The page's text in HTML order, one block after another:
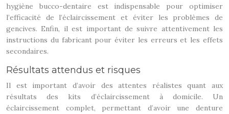
hygiène bucco-dentaire est indispensable pour optimiser
l’efficacité de l’éclaircissement et éviter les problèmes de
gencives. Enfin, il est important de suivre attentivement les
instructions du fabricant pour éviter les erreurs et les effets
secondaires.
Résultats attendus et risques
Il est important d’avoir des attentes réalistes quant aux
résultats des kits d’éclaircissement à domicile. Un
éclaircissement complet, permettant d’avoir une denture